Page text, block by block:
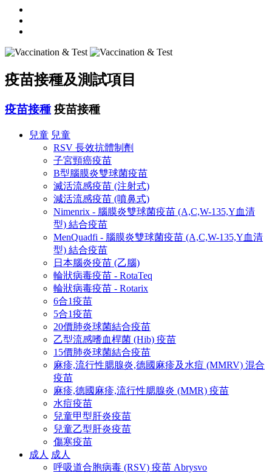
疫苗接種及測試項目
疫苗接種 疫苗接種
兒童 兒童
RSV 長效抗體制劑
子宮頸癌疫苗
B型腦膜炎雙球菌疫苗
滅活流感疫苗 (注射式)
減活流感疫苗 (噴鼻式)
Nimenrix - 腦膜炎雙球菌疫苗 (A,C,W-135,Y血清
型) 結合疫苗
MenQuadfi - 腦膜炎雙球菌疫苗 (A,C,W-135,Y血清
型) 結合疫苗
日本腦炎疫苗 (乙腦)
輪狀病毒疫苗 - RotaTeq
輪狀病毒疫苗 - Rotarix
6合1疫苗
5合1疫苗
20價肺炎球菌結合疫苗
乙型流感嗜血桿菌 (Hib) 疫苗
15價肺炎球菌結合疫苗
麻疹,流行性腮腺炎,德國麻疹及水痘 (MMRV) 混合
疫苗
麻疹,德國麻疹,流行性腮腺炎 (MMR) 疫苗
水痘疫苗
兒童甲型肝炎疫苗
兒童乙型肝炎疫苗
傷寒疫苗
成人 成人
呼吸道合胞病毒 (RSV) 疫苗 Abrysvo